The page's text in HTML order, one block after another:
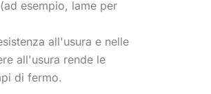
esempio, lame per
all'usura e nelle
all'usura rende le
di fermo.